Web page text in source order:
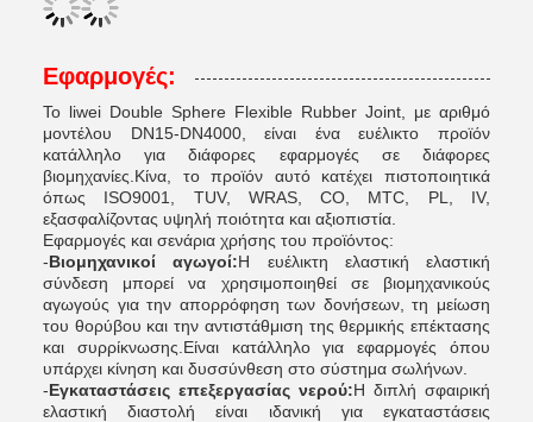
Εφαρμογές:
Το liwei Double Sphere Flexible Rubber Joint, με αριθμό
μοντέλου DN15-DN4000, είναι ένα ευέλικτο προϊόν
κατάλληλο για διάφορες εφαρμογές σε διάφορες
βιομηχανίες.Κίνα, το προϊόν αυτό κατέχει πιστοποιητικά
όπως ISO9001, TUV, WRAS, CO, MTC, PL, IV,
εξασφαλίζοντας υψηλή ποιότητα και αξιοπιστία.
Εφαρμογές και σενάρια χρήσης του προϊόντος:
-Βιομηχανικοί αγωγοί:Η ευέλικτη ελαστική ελαστική
σύνδεση μπορεί να χρησιμοποιηθεί σε βιομηχανικούς
αγωγούς για την απορρόφηση των δονήσεων, τη μείωση
του θορύβου και την αντιστάθμιση της θερμικής επέκτασης
και συρρίκνωσης.Είναι κατάλληλο για εφαρμογές όπου
υπάρχει κίνηση και δυσσύνθεση στο σύστημα σωλήνων.
-Εγκαταστάσεις επεξεργασίας νερού:Η διπλή σφαιρική
ελαστική διαστολή είναι ιδανική για εγκαταστάσεις